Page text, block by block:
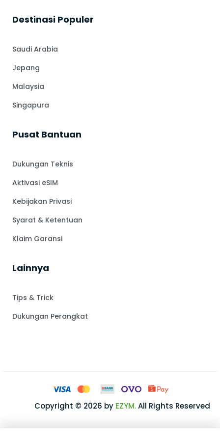
⁠Destinasi Populer
Saudi Arabia
Jepang
Malaysia
Singapura
Pusat Bantuan
Dukungan Teknis
Aktivasi eSIM
Kebijakan Privasi
Syarat & Ketentuan
Klaim Garansi
Lainnya
Tips & Trick
Dukungan Perangkat
Copyright © 2026 by EZYM.All Rights Reserved